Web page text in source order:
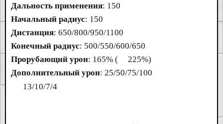
Дальность применения: 150
Начальный радиус: 150
Дистанция: 650/800/950/1100
Конечный радиус: 500/550/600/650
Прорубающий урон: 165% (
225%)
Дополнительный урон: 25/50/75/100
13/10/7/4